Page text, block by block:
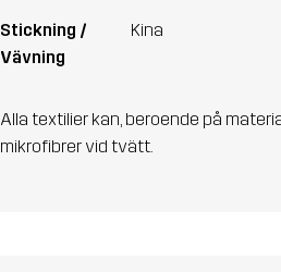
Stickning /
Vävning
Kina
Alla textilier kan, beroende på
mikrofibrer vid tvätt.